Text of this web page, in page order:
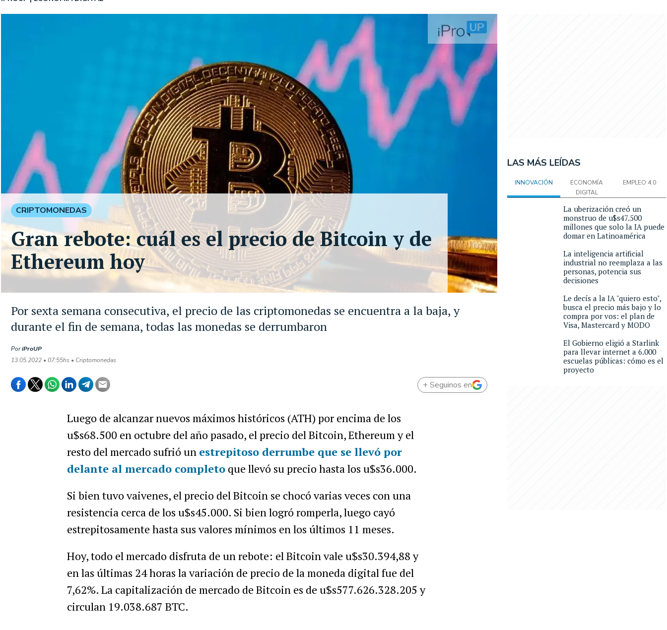
Por sexta semana consecutiva, el precio de las criptomonedas se encuentra a la baja, y
durante el fin de semana, todas las monedas se derrumbaron
PoriProUP
13.05.2022 • 07:55hs • Criptomonedas
CRIPTOMONEDAS
Gran rebote: cuál es el precio de Bitcoin y de
Ethereum hoy
+ Seguinos en
Luego de alcanzar nuevos máximos históricos (ATH) por encima de los
u$s68.500 en octubre del año pasado, el precio del Bitcoin, Ethereum y el
resto del mercado sufrió un estrepitoso derrumbe que se llevó por
delante al mercado completoque llevó su precio hasta los u$s36.000.
Si bien tuvo vaivenes, el precio del Bitcoin se chocó varias veces con una
resistencia cerca de los u$s45.000. Si bien logró romperla, luego cayó
estrepitosamente hasta sus valores mínimos en los últimos 11 meses.
Hoy, todo el mercado disfruta de un rebote: el Bitcoin vale u$s30.394,88 y
en las últimas 24 horas la variación de precio de la moneda digital fue del
7,62%. La capitalización de mercado de Bitcoin es de u$s577.626.328.205 y
circulan 19.038.687 BTC.
LAS MÁS LEÍDAS
INNOVACIÓN
ECONOMÍA
DIGITAL
EMPLEO 4.0
La uberización creó un
monstruo de u$s47.500
millones que solo la IA puede
domar en Latinoamérica
La inteligencia artificial
industrial no reemplaza a las
personas, potencia sus
decisiones
Le decís a la IA "quiero esto",
busca el precio más bajo y lo
compra por vos: el plan de
Visa, Mastercard y MODO
El Gobierno eligió a Starlink
para llevar internet a 6.000
escuelas públicas: cómo es el
proyecto